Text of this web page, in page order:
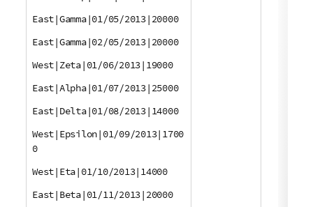
East|Gamma|01/05/2013|20000
East|Gamma|02/05/2013|20000
West|Zeta|01/06/2013|19000
East|Alpha|01/07/2013|25000
East|Delta|01/08/2013|14000
West|Epsilon|01/09/2013|1700
0
West|Eta|01/10/2013|14000
East|Beta|01/11/2013|20000